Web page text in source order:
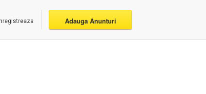
Adauga Anunturi